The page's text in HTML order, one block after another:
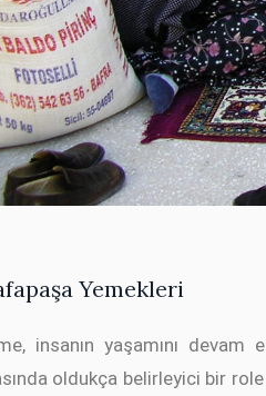
Yemekleri
insanın yaşamını
oldukça belirleyici bir